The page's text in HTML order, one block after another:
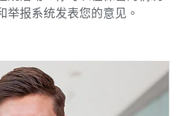
举报系统发表您的意见。